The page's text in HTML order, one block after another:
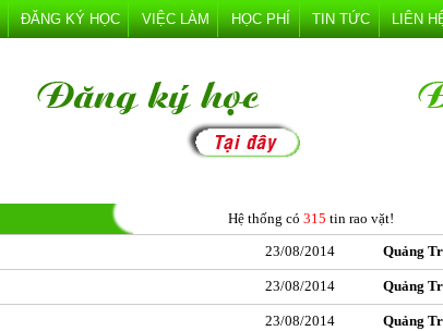
ĐĂNG KÝ HỌC VIỆC LÀM HỌC PHÍ TIN TỨC LIÊN
Hệ thống có 315 tin rao vặt!
23/08/2014 Quảng
23/08/2014 Quảng
23/08/2014 Quảng